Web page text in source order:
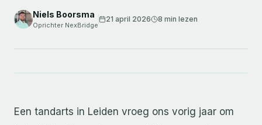
Niels Boorsma
Oprichter NexBridge
21 april 2026 8 min lezen
Een tandarts in Leiden vroeg ons vorig jaar om